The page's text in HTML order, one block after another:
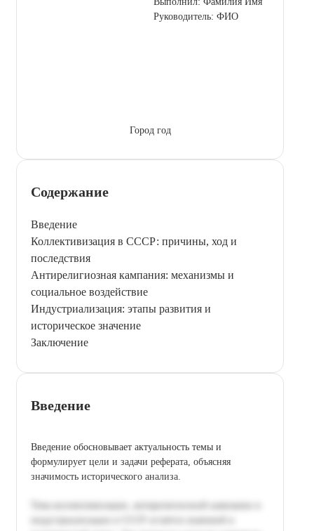
Руководитель: ФИО
Город год
Содержание
Введение
Коллективизация в СССР: причины, ход и
последствия
Антирелигиозная кампания: механизмы и
социальное воздействие
Индустриализация: этапы развития и
историческое значение
Заключение
Введение
Введение обосновывает актуальность темы и
формулирует цели и задачи реферата, объясняя
значимость исторического анализа.